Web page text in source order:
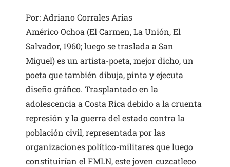
Por: Adriano Corrales Arias
Américo Ochoa (El Carmen, La Unión, El
Salvador, 1960; luego se traslada a San
Miguel) es un artista-poeta, mejor dicho, un
poeta que también dibuja, pinta y ejecuta
diseño gráfico. Trasplantado en la
adolescencia a Costa Rica debido a la cruenta
represión y la guerra del estado contra la
población civil, representada por las
organizaciones político-militares que luego
constituirían el FMLN, este joven cuzcatleco